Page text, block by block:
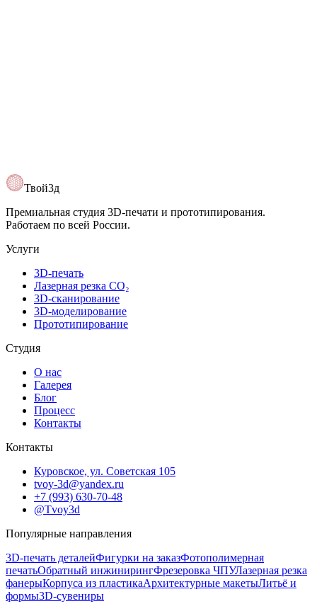
Твой3д
Премиальная студия 3D-печати и прототипирования.
Работаем по всей России.
Услуги
3D-печать
Лазерная резка CO₂
3D-сканирование
3D-моделирование
Прототипирование
Студия
О нас
Галерея
Блог
Процесс
Контакты
Контакты
Куровское, ул. Советская 105
tvoy-3d@yandex.ru
+7 (993) 630-70-48
@Tvoy3d
Популярные направления
3D-печать деталейФигурки на заказФотополимерная
печатьОбратный инжинирингФрезеровка ЧПУЛазерная резка
фанерыКорпуса из пластикаАрхитектурные макетыЛитьё и
формы3D-сувениры